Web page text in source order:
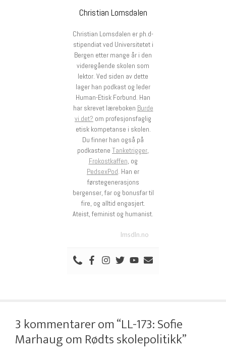
Christian Lomsdalen
Christian Lomsdalen er ph.d-
stipendiat ved Universitetet i
Bergen etter mange år i den
videregående skolen som
lektor. Ved siden av dette
lager han podkast og leder
Human-Etisk Forbund. Han
har skrevet læreboken Burde
vi det? om profesjonsfaglig
etisk kompetanse i skolen.
Du finner han også på
podkastene Tanketrigger,
Frokostkaffen, og
PedsexPod. Han er
førstegenerasjons
bergenser, far og bonusfar til
fire, og alltid engasjert.
Ateist, feminist og humanist.
lmsdln.no
3 kommentarer om “LL-173: Sofie
Marhaug om Rødts skolepolitikk”